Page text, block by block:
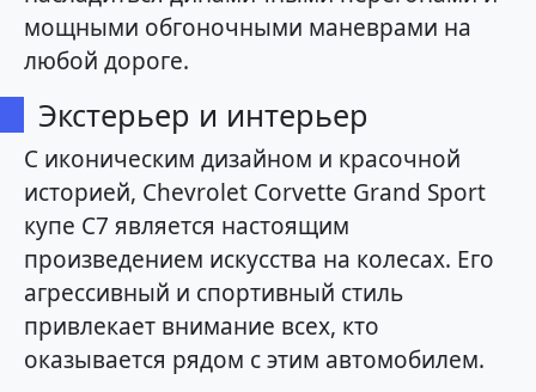
мощными обгоночными маневрами на
любой дороге.
Экстерьер и интерьер
С иконическим дизайном и красочной
историей, Chevrolet Corvette Grand Sport
купе C7 является настоящим
произведением искусства на колесах. Его
агрессивный и спортивный стиль
привлекает внимание всех, кто
оказывается рядом с этим автомобилем.